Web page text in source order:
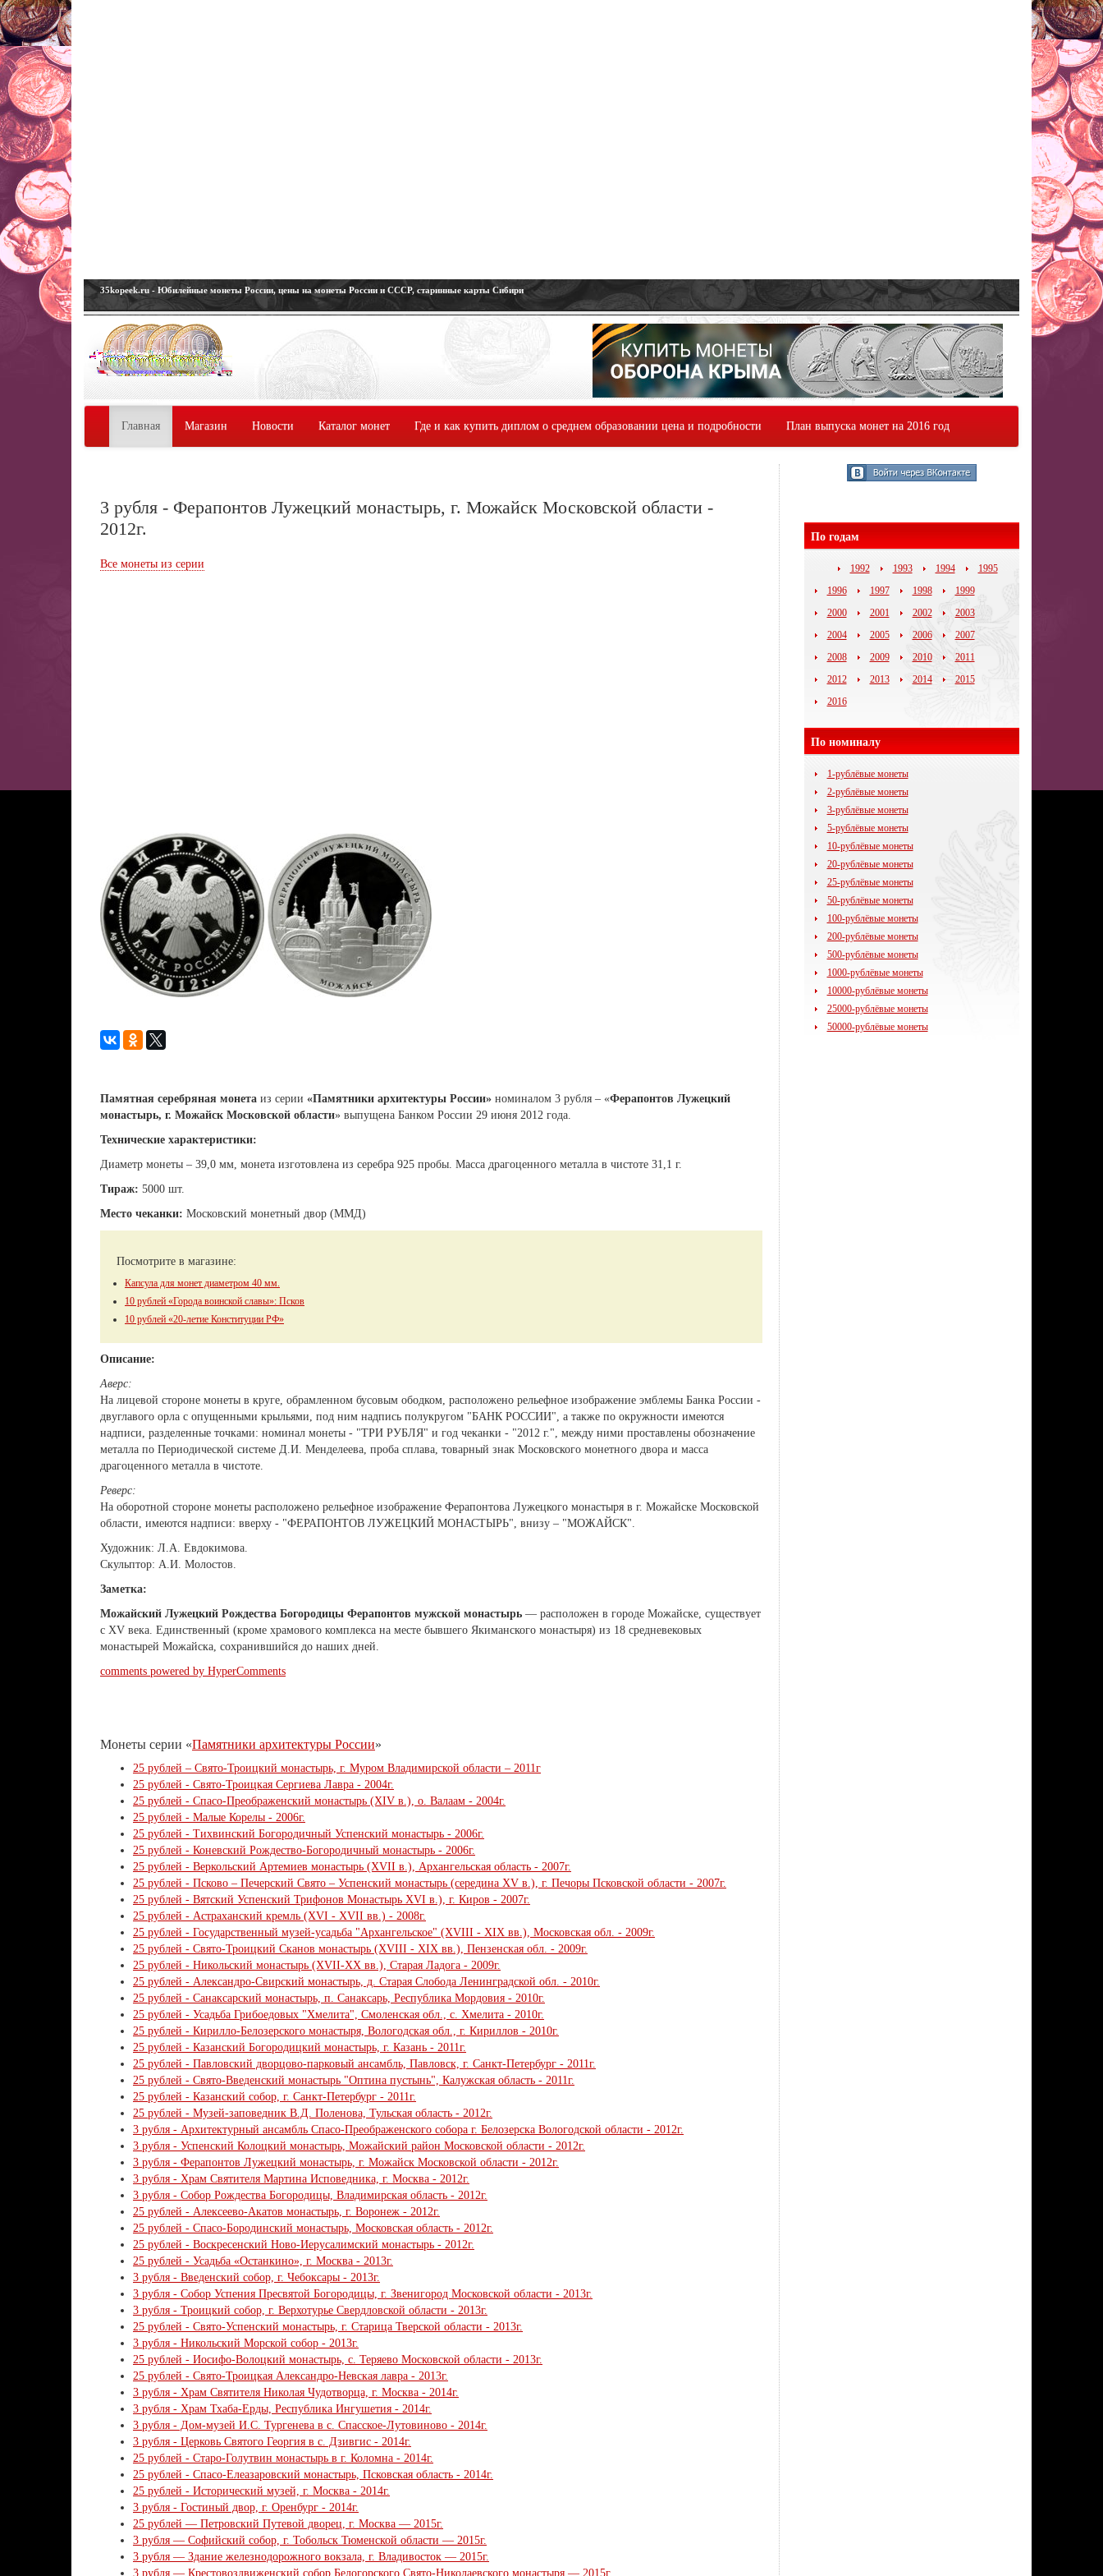
35kopeek.ru - Юбилейные монеты России, цены на монеты России и СССР, старинные карты Сибири
Главная Магазин Новости Каталог монет Где и как купить диплом о среднем образовании цена и подробности План выпуска монет на 2016 год
3 рубля - Ферапонтов Лужецкий монастырь, г. Можайск Московской области -
2012г.
Все монеты из серии
Памятная серебряная монета из серии «Памятники архитектуры России» номиналом 3 рубля – «Ферапонтов Лужецкий
монастырь, г. Можайск Московской области» выпущена Банком России 29 июня 2012 года.
Технические характеристики:
Диаметр монеты – 39,0 мм, монета изготовлена из серебра 925 пробы. Масса драгоценного металла в чистоте 31,1 г.
Тираж: 5000 шт.
Место чеканки: Московский монетный двор (ММД)
Посмотрите в магазине:
Капсула для монет диаметром 40 мм.
10 рублей «Города воинской славы»: Псков
10 рублей «20-летие Конституции РФ»
Описание:
Аверс:
На лицевой стороне монеты в круге, обрамленном бусовым ободком, расположено рельефное изображение эмблемы Банка России -
двуглавого орла с опущенными крыльями, под ним надпись полукругом "БАНК РОССИИ", а также по окружности имеются
надписи, разделенные точками: номинал монеты - "ТРИ РУБЛЯ" и год чеканки - "2012 г.", между ними проставлены обозначение
металла по Периодической системе Д.И. Менделеева, проба сплава, товарный знак Московского монетного двора и масса
драгоценного металла в чистоте.
Реверс:
На оборотной стороне монеты расположено рельефное изображение Ферапонтова Лужецкого монастыря в г. Можайске Московской
области, имеются надписи: вверху - "ФЕРАПОНТОВ ЛУЖЕЦКИЙ МОНАСТЫРЬ", внизу – "МОЖАЙСК".
Художник: Л.А. Евдокимова.
Скульптор: А.И. Молостов.
Заметка:
Можайский Лужецкий Рождества Богородицы Ферапонтов мужской монастырь — расположен в городе Можайске, существует
с XV века. Единственный (кроме храмового комплекса на месте бывшего Якиманского монастыря) из 18 средневековых
монастырей Можайска, сохранившийся до наших дней.
comments powered by HyperComments
Монеты серии «Памятники архитектуры России»
25 рублей – Свято-Троицкий монастырь, г. Муром Владимирской области – 2011г
25 рублей - Свято-Троицкая Сергиева Лавра - 2004г.
25 рублей - Спасо-Преображенский монастырь (XIV в.), о. Валаам - 2004г.
25 рублей - Малые Корелы - 2006г.
25 рублей - Тихвинский Богородичный Успенский монастырь - 2006г.
25 рублей - Коневский Рождество-Богородичный монастырь - 2006г.
25 рублей - Веркольский Артемиев монастырь (XVII в.), Архангельская область - 2007г.
25 рублей - Псково – Печерский Свято – Успенский монастырь (середина XV в.), г. Печоры Псковской области - 2007г.
25 рублей - Вятский Успенский Трифонов Монастырь XVI в.), г. Киров - 2007г.
25 рублей - Астраханский кремль (XVI - XVII вв.) - 2008г.
25 рублей - Государственный музей-усадьба "Архангельское" (XVIII - XIX вв.), Московская обл. - 2009г.
25 рублей - Свято-Троицкий Сканов монастырь (XVIII - XIX вв.), Пензенская обл. - 2009г.
25 рублей - Никольский монастырь (XVII-XX вв.), Старая Ладога - 2009г.
25 рублей - Александро-Свирский монастырь, д. Старая Слобода Ленинградской обл. - 2010г.
25 рублей - Санаксарский монастырь, п. Санаксарь, Республика Мордовия - 2010г.
25 рублей - Усадьба Грибоедовых "Хмелита", Смоленская обл., с. Хмелита - 2010г.
25 рублей - Кирилло-Белозерского монастыря, Вологодская обл., г. Кириллов - 2010г.
25 рублей - Казанский Богородицкий монастырь, г. Казань - 2011г.
25 рублей - Павловский дворцово-парковый ансамбль, Павловск, г. Санкт-Петербург - 2011г.
25 рублей - Свято-Введенский монастырь "Оптина пустынь", Калужская область - 2011г.
25 рублей - Казанский собор, г. Санкт-Петербург - 2011г.
25 рублей - Музей-заповедник В.Д. Поленова, Тульская область - 2012г.
3 рубля - Архитектурный ансамбль Спасо-Преображенского собора г. Белозерска Вологодской области - 2012г.
3 рубля - Успенский Колоцкий монастырь, Можайский район Московской области - 2012г.
3 рубля - Ферапонтов Лужецкий монастырь, г. Можайск Московской области - 2012г.
3 рубля - Храм Святителя Мартина Исповедника, г. Москва - 2012г.
3 рубля - Собор Рождества Богородицы, Владимирская область - 2012г.
25 рублей - Алексеево-Акатов монастырь, г. Воронеж - 2012г.
25 рублей - Спасо-Бородинский монастырь, Московская область - 2012г.
25 рублей - Воскресенский Ново-Иерусалимский монастырь - 2012г.
25 рублей - Усадьба «Останкино», г. Москва - 2013г.
3 рубля - Введенский собор, г. Чебоксары - 2013г.
3 рубля - Собор Успения Пресвятой Богородицы, г. Звенигород Московской области - 2013г.
3 рубля - Троицкий собор, г. Верхотурье Свердловской области - 2013г.
25 рублей - Свято-Успенский монастырь, г. Старица Тверской области - 2013г.
3 рубля - Никольский Морской собор - 2013г.
25 рублей - Иосифо-Волоцкий монастырь, с. Теряево Московской области - 2013г.
25 рублей - Свято-Троицкая Александро-Невская лавра - 2013г.
3 рубля - Храм Святителя Николая Чудотворца, г. Москва - 2014г.
3 рубля - Храм Тхаба-Ерды, Республика Ингушетия - 2014г.
3 рубля - Дом-музей И.С. Тургенева в с. Спасское-Лутовиново - 2014г.
3 рубля - Церковь Святого Георгия в с. Дзивгис - 2014г.
25 рублей - Старо-Голутвин монастырь в г. Коломна - 2014г.
25 рублей - Спасо-Елеазаровский монастырь, Псковская область - 2014г.
25 рублей - Исторический музей, г. Москва - 2014г.
3 рубля - Гостиный двор, г. Оренбург - 2014г.
25 рублей — Петровский Путевой дворец, г. Москва — 2015г.
3 рубля — Софийский собор, г. Тобольск Тюменской области — 2015г.
3 рубля — Здание железнодорожного вокзала, г. Владивосток — 2015г.
3 рубля — Крестовоздвиженский собор Белогорского Свято-Николаевского монастыря — 2015г.
По годам
1992 1993 1994
1995
1996
1997 1998
1999
2000
2001 2002
2003
2004
2005 2006
2007
2008
2009 2010
2011
2012
2013 2014
2015
2016
По номиналу
1-рублёвые монеты
2-рублёвые монеты
3-рублёвые монеты
5-рублёвые монеты
10-рублёвые монеты
20-рублёвые монеты
25-рублёвые монеты
50-рублёвые монеты
100-рублёвые монеты
200-рублёвые монеты
500-рублёвые монеты
1000-рублёвые монеты
10000-рублёвые монеты
25000-рублёвые монеты
50000-рублёвые монеты